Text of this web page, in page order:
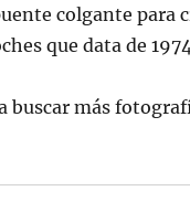
colgante para
que data de
buscar más